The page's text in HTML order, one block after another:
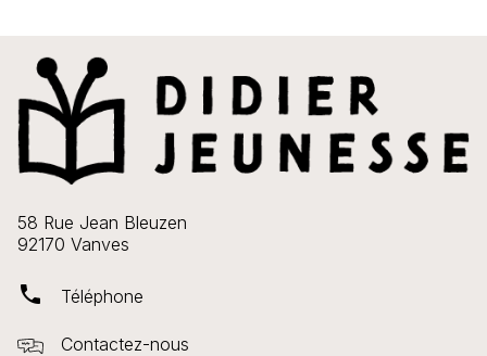
58 Rue Jean Bleuzen
92170 Vanves
phone Téléphone
Contactez-nous